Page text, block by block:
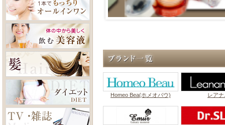
Homeo Bea(ホメオバウ) レアナ